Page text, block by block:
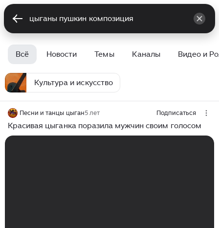
Всё Новости Темы Каналы Видео и
Культура и искусство
Песни и танцы цыган5 лет Подписаться
Красивая цыганка поразила мужчин своим голосом